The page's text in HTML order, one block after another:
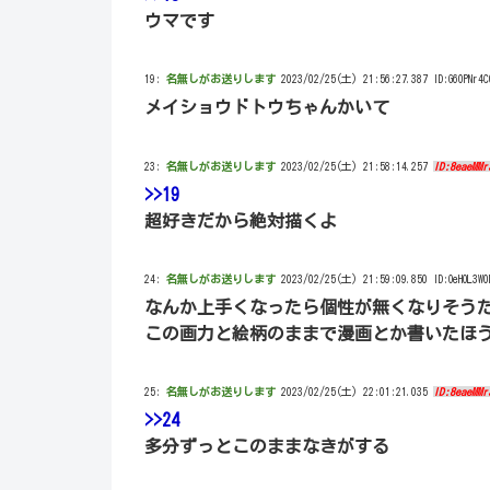
ウマです
19: 名無しがお送りします 2023/02/25(土) 21:56:27.387
メイショウドトウちゃんかいて
23: 名無しがお送りします 2023/02/25(土) 21:58:14.257
>>19
超好きだから絶対描くよ
24: 名無しがお送りします 2023/02/25(土) 21:59:09.850
なんか上手くなったら個性が無くなりそう
この画力と絵柄のままで漫画とか書いたほ
25: 名無しがお送りします 2023/02/25(土) 22:01:21.035
>>24
多分ずっとこのままなきがする